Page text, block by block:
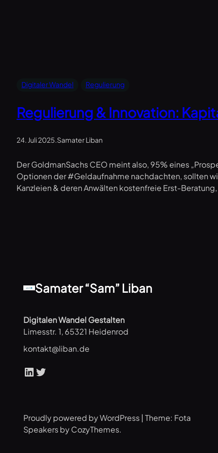
Digitaler Wandel Regulierung
Regulierung & Innovation:
24. Juli 2025.Samater Liban
Der GoldmanSachs CEO meint also, 95% eines
Optionen der #Geldaufnahme nachdachten, sollten
Kanzleien & deren Anwälten kostenfreie Erst-
Samater “Sam” Liban
Digitalen Wandel Gestalten
Limesstr. 1, 65321 Heidenrod
kontakt@liban.de
LinkedIn Twitter
Proudly powered by WordPress | Theme: Fota
Speakers by CozyThemes.